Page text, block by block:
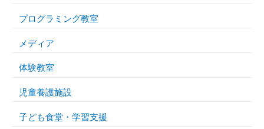
プログラミング教室
メディア
体験教室
児童養護施設
子ども食堂・学習支援